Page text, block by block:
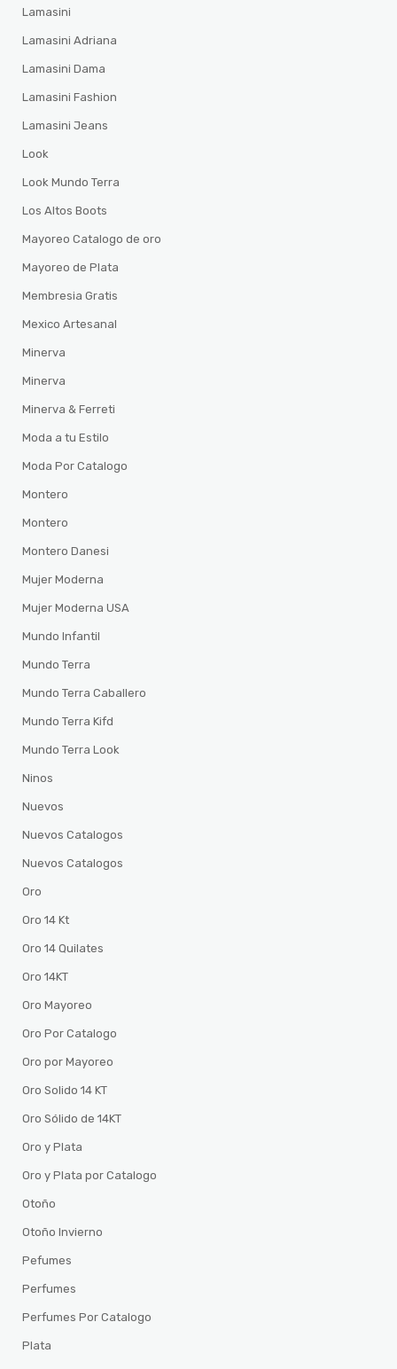
Lamasini
Lamasini Adriana
Lamasini Dama
Lamasini Fashion
Lamasini Jeans
Look
Look Mundo Terra
Los Altos Boots
Mayoreo Catalogo de oro
Mayoreo de Plata
Membresia Gratis
Mexico Artesanal
Minerva
Minerva
Minerva & Ferreti
Moda a tu Estilo
Moda Por Catalogo
Montero
Montero
Montero Danesi
Mujer Moderna
Mujer Moderna USA
Mundo Infantil
Mundo Terra
Mundo Terra Caballero
Mundo Terra Kifd
Mundo Terra Look
Ninos
Nuevos
Nuevos Catalogos
Nuevos Catalogos
Oro
Oro 14 Kt
Oro 14 Quilates
Oro 14KT
Oro Mayoreo
Oro Por Catalogo
Oro por Mayoreo
Oro Solido 14 KT
Oro Sólido de 14KT
Oro y Plata
Oro y Plata por Catalogo
Otoño
Otoño Invierno
Pefumes
Perfumes
Perfumes Por Catalogo
Plata